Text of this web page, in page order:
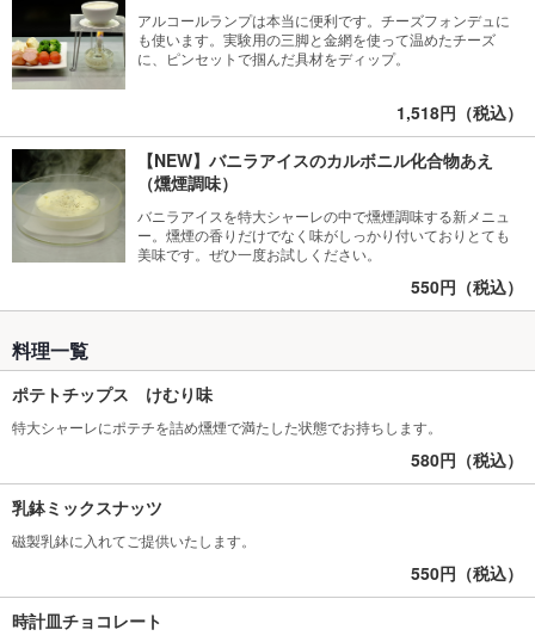
アルコールランプは本当に便利です。チーズフォンデュに
も使います。実験用の三脚と金網を使って温めたチーズ
に、ピンセットで掴んだ具材をディップ。
1,518円（税込）
【NEW】バニラアイスのカルボニル化合物あえ
（燻煙調味）
バニラアイスを特大シャーレの中で燻煙調味する新メニュ
ー。燻煙の香りだけでなく味がしっかり付いておりとても
美味です。ぜひ一度お試しください。
550円（税込）
料理一覧
ポテトチップス けむり味
特大シャーレにポテチを詰め燻煙で満たした状態でお持ちします。
580円（税込）
乳鉢ミックスナッツ
磁製乳鉢に入れてご提供いたします。
550円（税込）
時計皿チョコレート